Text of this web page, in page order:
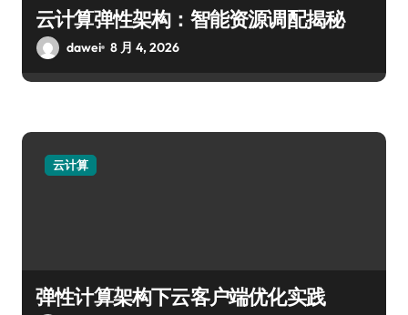
云计算弹性架构：智能资源调配揭秘
dawei 8 月 4, 2026
云计算
弹性计算架构下云客户端优化实践